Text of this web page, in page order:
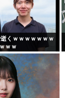
くｗｗｗｗｗｗｗ
ｗｗ